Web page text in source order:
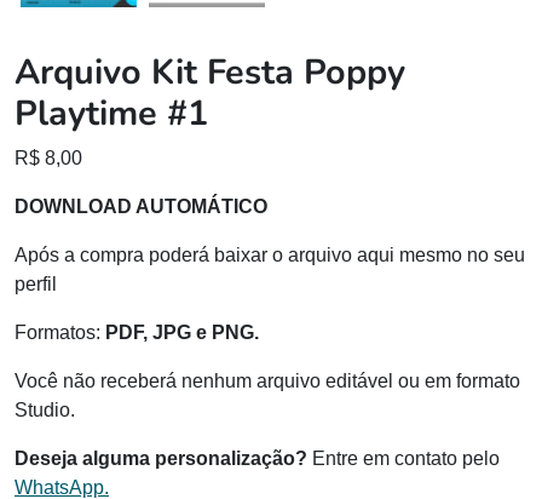
Arquivo Kit Festa Poppy
Playtime #1
R$ 8,00
DOWNLOAD AUTOMÁTICO
Após a compra poderá baixar o arquivo aqui mesmo no seu
perfil
Formatos: PDF, JPG e PNG.
Você não receberá nenhum arquivo editável ou em formato
Studio.
Deseja alguma personalização? Entre em contato pelo
WhatsApp.